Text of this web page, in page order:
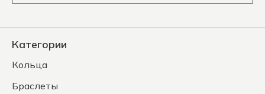
Категории
Кольца
Браслеты